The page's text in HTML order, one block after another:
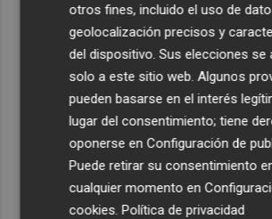
otros fines, incluido el uso de
geolocalización precisos y
del dispositivo. Sus elecciones se
solo a este sitio web. Algunos
pueden basarse en el interés
lugar del consentimiento; tiene
oponerse enConfiguración de
Puede retirar su consentimiento
cualquier momento en
cookies .Política de privacidad